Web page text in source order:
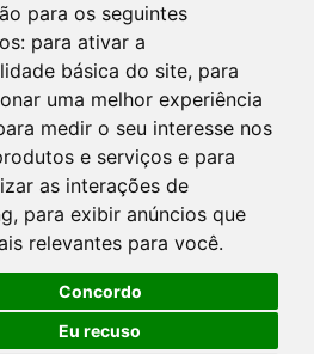
para os seguintes
para ativar a
básica do site, para
uma melhor experiência
medir o seu interesse nos
e serviços e para
as interações de
, para exibir anúncios que
relevantes para você.
Concordo
Eu recuso
2026 - Cofen/CORENs